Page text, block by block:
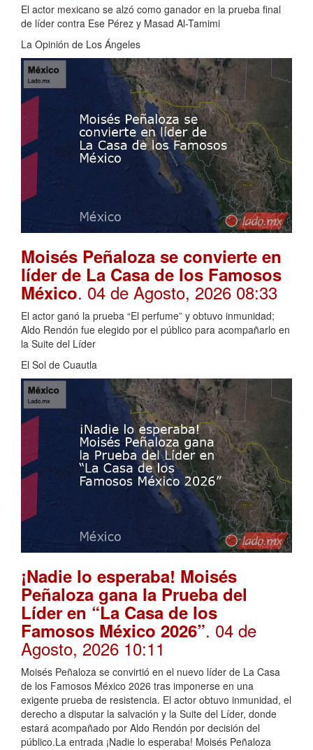
El actor mexicano se alzó como ganador en la prueba final
de líder contra Ese Pérez y Masad Al-Tamimi
La Opinión de Los Ángeles
Moisés Peñaloza se convierte en
líder de La Casa de los Famosos
México. 04 de Agosto, 2026 08:33
El actor ganó la prueba “El perfume” y obtuvo inmunidad;
Aldo Rendón fue elegido por el público para acompañarlo en
la Suite del Líder
El Sol de Cuautla
¡Nadie lo esperaba! Moisés
Peñaloza gana la Prueba del
Líder en “La Casa de los
Famosos México 2026”. 04 de
Agosto, 2026 10:11
Moisés Peñaloza se convirtió en el nuevo líder de La Casa
de los Famosos México 2026 tras imponerse en una
exigente prueba de resistencia. El actor obtuvo inmunidad, el
derecho a disputar la salvación y la Suite del Líder, donde
estará acompañado por Aldo Rendón por decisión del
público.La entrada ¡Nadie lo esperaba! Moisés Peñaloza